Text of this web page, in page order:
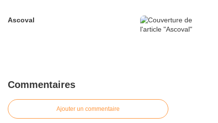
Ascoval
Commentaires
Ajouter un commentaire